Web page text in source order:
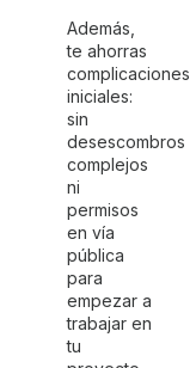
Además,
te ahorras
complicaciones
iniciales:
sin
desescombros
complejos
ni
permisos
en vía
pública
para
empezar a
trabajar en
tu